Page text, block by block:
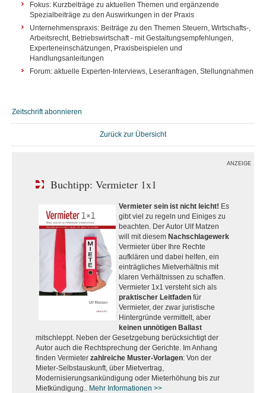
Fokus: Kurzbeiträge zu aktuellen Themen und ergänzende
Spezialbeiträge zu den Auswirkungen in der Praxis
Unternehmenspraxis: Beiträge zu den Themen Steuern, Wirtschafts-,
Arbeitsrecht, Betriebswirtschaft - mit Gestaltungsempfehlungen,
Experteneinschätzungen, Praxisbeispielen und
Handlungsanleitungen
Forum: aktuelle Experten-Interviews, Leseranfragen, Stellungnahmen
Zeitschrift abonnieren
Zurück zur Übersicht
ANZEIGE
Buchtipp: Vermieter 1x1
Vermieter sein ist nicht leicht! Es
gibt viel zu regeln und Einiges zu
beachten. Der Autor Ulf Matzen
will mit diesem Nachschlagewerk
Vermieter über Ihre Rechte
aufklären und dabei helfen, ein
einträgliches Mietverhältnis mit
klaren Verhältnissen zu schaffen.
Vermieter 1x1 versteht sich als
praktischer Leitfaden für
Vermieter, der zwar juristische
Hintergründe vermittelt, aber
keinen unnötigen Ballast
mitschleppt. Neben der Gesetzgebung berücksichtigt der
Autor auch die Rechtsprechung der Gerichte. Im Anhang
finden Vermieter zahlreiche Muster-Vorlagen: Von der
Mieter-Selbstauskunft, über Mietvertrag,
Modernisierungsankündigung oder Mieterhöhung bis zur
Mietkündigung.. Mehr Informationen >>